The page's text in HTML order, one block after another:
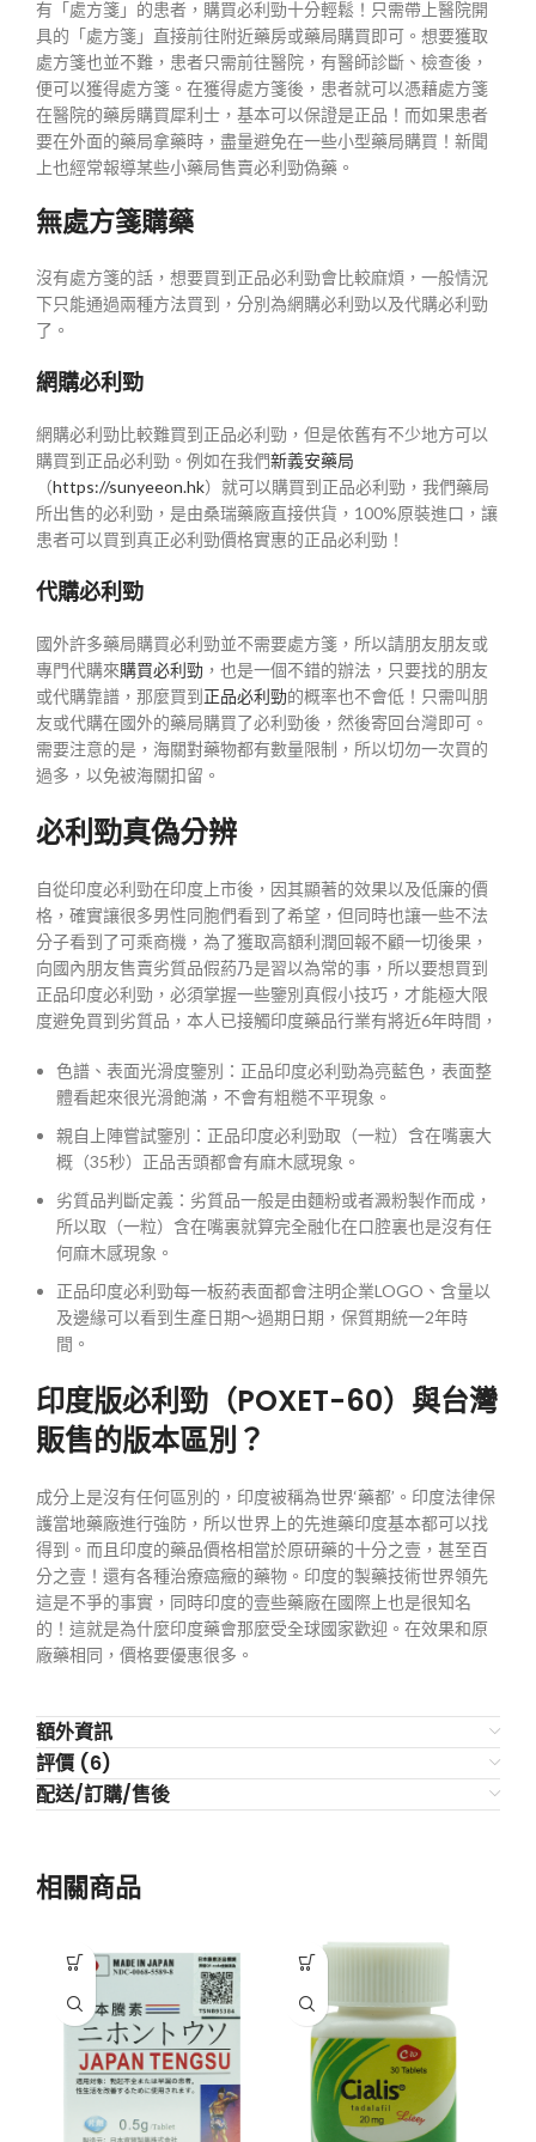
有「處方箋」的患者，購買必利勁十分輕鬆！只需帶上醫院開
具的「處方箋」直接前往附近藥房或藥局購買即可。想要獲取
處方箋也並不難，患者只需前往醫院，有醫師診斷、檢查後，
便可以獲得處方箋。在獲得處方箋後，患者就可以憑藉處方箋
在醫院的藥房購買犀利士，基本可以保證是正品！而如果患者
要在外面的藥局拿藥時，盡量避免在一些小型藥局購買！新聞
上也經常報導某些小藥局售賣必利勁偽藥。
無處方箋購藥
沒有處方箋的話，想要買到正品必利勁會比較麻煩，一般情況
下只能通過兩種方法買到，分別為網購必利勁以及代購必利勁
了。
網購必利勁
網購必利勁比較難買到正品必利勁，但是依舊有不少地方可以
購買到正品必利勁。例如在我們新義安藥局
（https://sunyeeon.hk）就可以購買到正品必利勁，我們藥局
所出售的必利勁，是由桑瑞藥廠直接供貨，100%原裝進口，讓
患者可以買到真正必利勁價格實惠的正品必利勁！
代購必利勁
國外許多藥局購買必利勁並不需要處方箋，所以請朋友朋友或
專門代購來購買必利勁 ，也是一個不錯的辦法，只要找的朋友
或代購靠譜，那麼買到正品必利勁的概率也不會低！只需叫朋
友或代購在國外的藥局購買了必利勁後，然後寄回台灣即可。
需要注意的是，海關對藥物都有數量限制，所以切勿一次買的
過多，以免被海關扣留。
必利勁真偽分辨
自從印度必利勁在印度上市後，因其顯著的效果以及低廉的價
格，確實讓很多男性同胞們看到了希望，但同時也讓一些不法
分子看到了可乘商機，為了獲取高額利潤回報不顧一切後果，
向國內朋友售賣劣質品假葯乃是習以為常的事，所以要想買到
正品印度必利勁，必須掌握一些鑒別真假小技巧，才能極大限
度避免買到劣質品，本人已接觸印度藥品行業有將近6年時間，
色譜、表面光滑度鑒別：正品印度必利勁為亮藍色，表面整
體看起來很光滑飽滿，不會有粗糙不平現象。
親自上陣嘗試鑒別：正品印度必利勁取（一粒）含在嘴裏大
概（35秒）正品舌頭都會有麻木感現象。
劣質品判斷定義：劣質品一般是由麵粉或者澱粉製作而成，
所以取（一粒）含在嘴裏就算完全融化在口腔裏也是沒有任
何麻木感現象。
正品印度必利勁每一板葯表面都會注明企業LOGO、含量以
及邊緣可以看到生產日期～過期日期，保質期統一2年時
間。
印度版必利勁（POXET-60）與台灣
販售的版本區別？
成分上是沒有任何區別的，印度被稱為世界‘藥都’。印度法律保
護當地藥廠進行強防，所以世界上的先進藥印度基本都可以找
得到。而且印度的藥品價格相當於原研藥的十分之壹，甚至百
分之壹！還有各種治療癌癥的藥物。印度的製藥技術世界領先
這是不爭的事實，同時印度的壹些藥廠在國際上也是很知名
的！這就是為什麼印度藥會那麼受全球國家歡迎。在效果和原
廠藥相同，價格要優惠很多。
額外資訊
評價 (6)
配送/訂購/售後
相關商品